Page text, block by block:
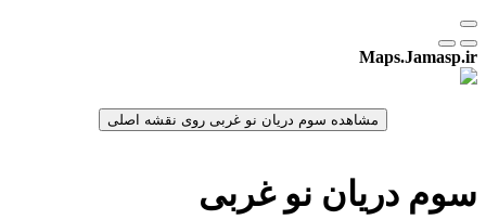
Maps.Jamasp.ir
سوم دریان نو غربی